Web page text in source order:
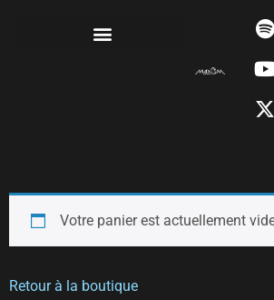
Votre panier est actuellement
Retour à la boutique